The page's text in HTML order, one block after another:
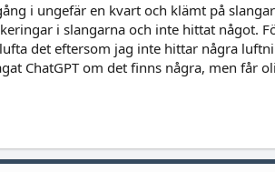
i ungefär en kvart och klämt på
i slangarna och inte hittat något.
det eftersom jag inte hittar några
ChatGPT om det finns några, men får